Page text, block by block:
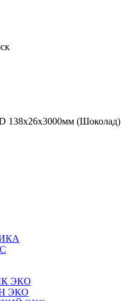
138х26х3000мм (Шоколад)
ЭКО
ЭКО